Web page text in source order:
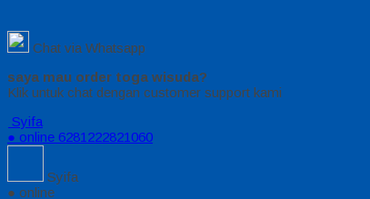
Chat via Whatsapp
saya mau order toga wisuda?
Klik untuk chat dengan customer support kami
Syifa
● online 6281222821060
Syifa
● online